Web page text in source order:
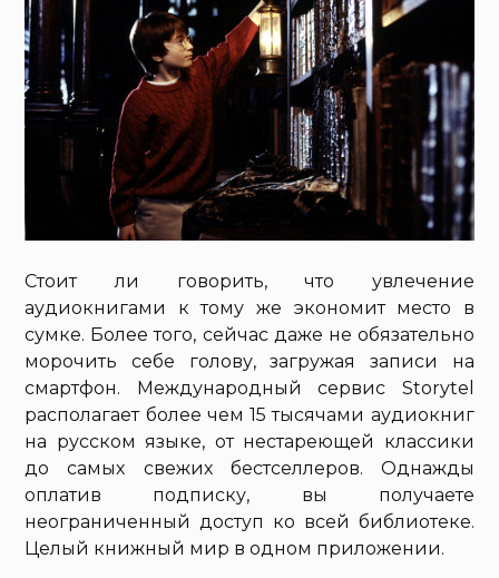
Стоит ли говорить, что увлечение
аудиокнигами к тому же экономит место в
сумке. Более того, сейчас даже не обязательно
морочить себе голову, загружая записи на
смартфон. Международный сервис Storytel
располагает более чем 15 тысячами аудиокниг
на русском языке, от нестареющей классики
до самых свежих бестселлеров. Однажды
оплатив подписку, вы получаете
неограниченный доступ ко всей библиотеке.
Целый книжный мир в одном приложении.